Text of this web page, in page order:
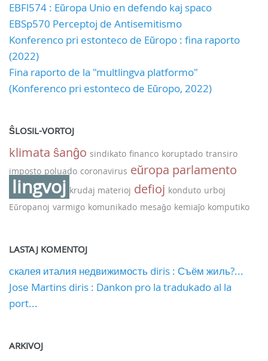
EBFl574 : Eŭropa Unio en defendo kaj spaco
EBSp570 Perceptoj de Antisemitismo
Konferenco pri estonteco de Eŭropo : fina raporto
(2022)
Fina raporto de la "multlingva platformo"
(Konferenco pri estonteco de Eŭropo, 2022)
ŜLOSIL-VORTOJ
klimata ŝanĝo sindikato financo koruptado transiro
imposto poluado coronavirus eŭropa parlamento
lingvoj krudaj materioj defioj konduto urboj
Eŭropanoj varmigo komunikado mesaĝo kemiaĵo komputiko
LASTAJ KOMENTOJ
скалея италия недвижимость diris : Съём жиль?...
Jose Martins diris : Dankon pro la tradukado al la
port...
ARKIVOJ